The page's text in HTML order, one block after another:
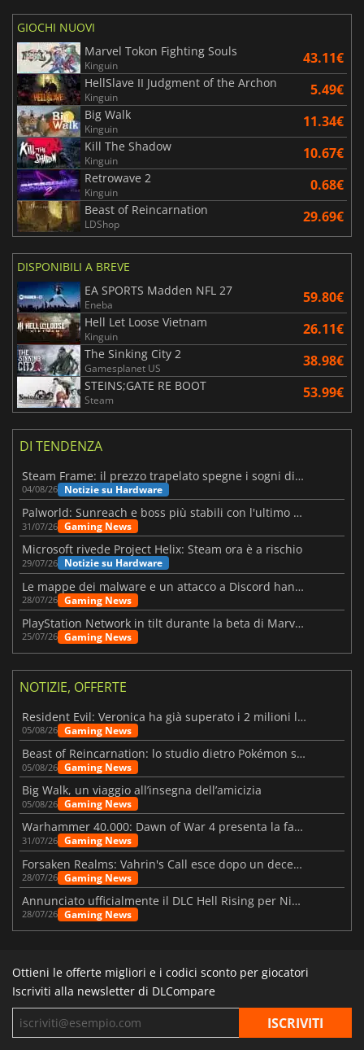
GIOCHI NUOVI
Marvel Tokon Fighting Souls
Kinguin 43.11€
HellSlave II Judgment of the Archon
Kinguin 5.49€
Big Walk
Kinguin 11.34€
Kill The Shadow
Kinguin 10.67€
Retrowave 2
Kinguin 0.68€
Beast of Reincarnation
LDShop 29.69€
DISPONIBILI A BREVE
EA SPORTS Madden NFL 27
Eneba 59.80€
Hell Let Loose Vietnam
Kinguin 26.11€
The Sinking City 2
Gamesplanet US 38.98€
STEINS;GATE RE BOOT
Steam 53.99€
DI TENDENZA
Steam Frame: il prezzo trapelato spegne i sogni di un VR economico
04/08/26 Notizie su Hardware
Palworld: Sunreach e boss più stabili con l'ultimo update
31/07/26 Gaming News
Microsoft rivede Project Helix: Steam ora è a rischio
29/07/26 Notizie su Hardware
Le mappe dei malware e un attacco a Discord hanno colpito Meccha Chameleon
28/07/26 Gaming News
PlayStation Network in tilt durante la beta di Marvel Tōkon
25/07/26 Gaming News
NOTIZIE, OFFERTE
Resident Evil: Veronica ha già superato i 2 milioni liste dei desideri
05/08/26 Gaming News
Beast of Reincarnation: lo studio dietro Pokémon su una nuova strada
05/08/26 Gaming News
Big Walk, un viaggio all’insegna dell’amicizia
05/08/26 Gaming News
Warhammer 40.000: Dawn of War 4 presenta la fazione dei Necron
31/07/26 Gaming News
Forsaken Realms: Vahrin's Call esce dopo un decennio di sviluppo
28/07/26 Gaming News
Annunciato ufficialmente il DLC Hell Rising per Nioh 3
28/07/26 Gaming News
Ottieni le offerte migliori e i codici sconto per giocatori
Iscriviti alla newsletter di DLCompare